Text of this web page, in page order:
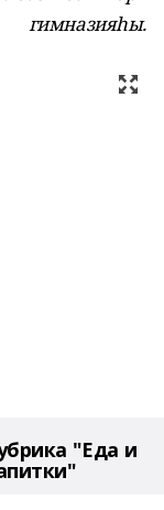
гимназияһы.
"Еда и